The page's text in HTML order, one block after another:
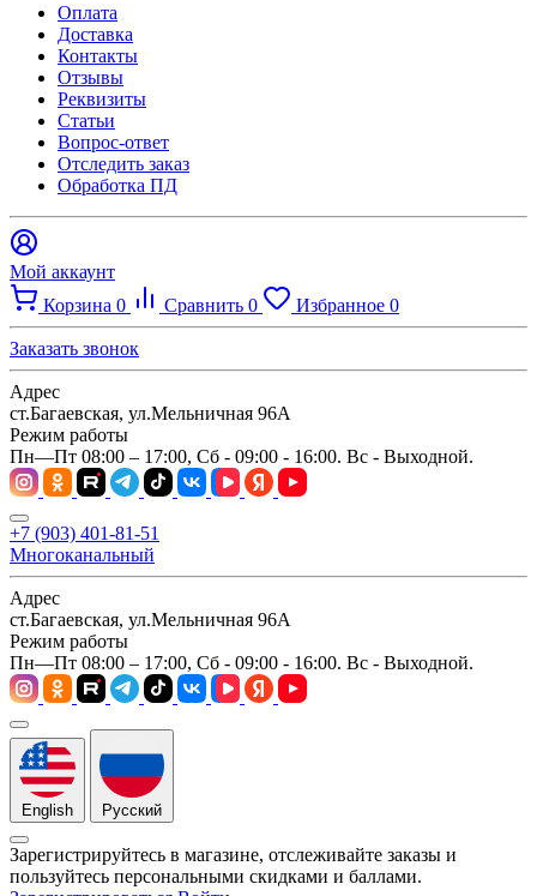
Оплата
Доставка
Контакты
Отзывы
Реквизиты
Статьи
Вопрос-ответ
Отследить заказ
Обработка ПД
Мой аккаунт
Корзина 0 Сравнить 0 Избранное 0
Заказать звонок
Адрес
ст.Багаевская, ул.Мельничная 96А
Режим работы
Пн—Пт 08:00 – 17:00, Сб - 09:00 - 16:00. Вс - Выходной.
+7 (903) 401-81-51
Многоканальный
Адрес
ст.Багаевская, ул.Мельничная 96А
Режим работы
Пн—Пт 08:00 – 17:00, Сб - 09:00 - 16:00. Вс - Выходной.
English Русский
Зарегистрируйтесь в магазине, отслеживайте заказы и
пользуйтесь персональными скидками и баллами.